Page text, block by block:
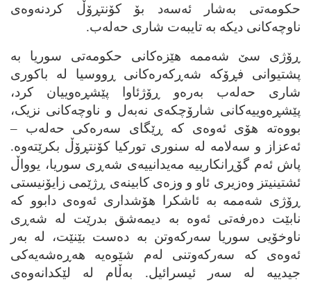
حکومه‌تی به‌شار ئه‌سه‌د بۆ کۆنتڕۆڵ کردنه‌وه‌ی
ناوچه‌کانی دیکه‌ به‌ تایبه‌ت شاری حه‌له‌ب.
ڕۆژی سێ شه‌ممه‌ هێزه‌کانی حکومه‌تی سوریا به‌
پشتیوانی فڕۆکه‌ شه‌ڕکه‌ره‌کانی ڕووسیا له‌ باکوری
شاری حه‌له‌ب به‌ره‌و ڕۆژئاوا پێشڕه‌وییان کرد،
پێشڕه‌وییه‌کانی شارۆچکه‌ی نه‌به‌ل و ناوچه‌کانی نزیک،
بووه‌ته‌ هۆی ئه‌وه‌ی که‌ ڕێگای سه‌ره‌کی حه‌له‌ب –
ئه‌عزاز و سه‌لامه‌ له‌ سنوری تورکیا کۆنتڕۆڵ بکرێته‌وه‌.
پاش ئه‌م گۆڕانکارییه‌ مه‌یدانییه‌ی شه‌ڕی سوریا، یوواڵ
ئشتینیتز وه‌زیری ئاو و وزه‌ی کابینه‌ی ڕژێمی زایۆنیستی
ڕۆژی شه‌ممه‌ به‌ ئاشکرا هۆشداری ئه‌وه‌ی دابوو که‌
نابێت ده‌رفه‌تی ئه‌وه‌ به‌ دیمه‌شق بدرێت له‌ شه‌ڕی
ناوخۆیی سوریا سه‌رکه‌وتن به‌ ده‌ست بێنێت، له‌ به‌ر
ئه‌وه‌ی که‌ سه‌رکه‌وتنی له‌م شێوه‌یه‌ هه‌ڕه‌شه‌یه‌کی
جیدییه‌ له‌ سه‌ر ئیسرائیل. به‌ڵام له‌ لێکدانه‌وه‌ی